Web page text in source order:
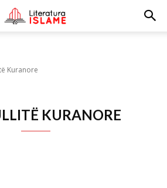
Kuranore
KURANORE